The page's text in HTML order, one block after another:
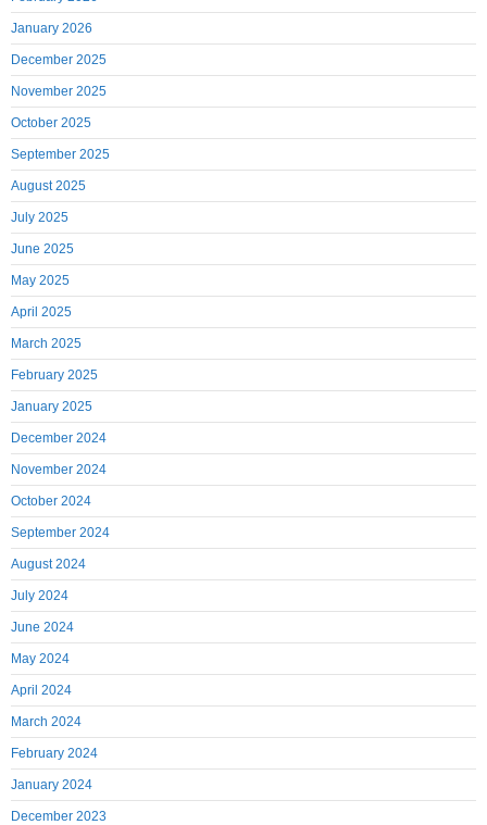
January 2026
December 2025
November 2025
October 2025
September 2025
August 2025
July 2025
June 2025
May 2025
April 2025
March 2025
February 2025
January 2025
December 2024
November 2024
October 2024
September 2024
August 2024
July 2024
June 2024
May 2024
April 2024
March 2024
February 2024
January 2024
December 2023